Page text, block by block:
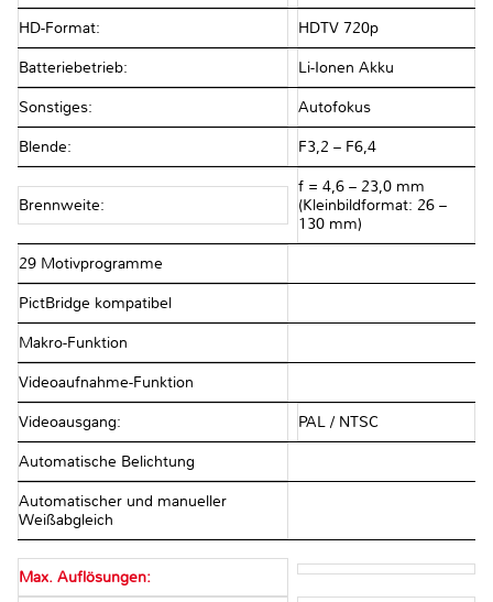
HD-Format: HDTV 720p
Batteriebetrieb: Li-Ionen Akku
Sonstiges: Autofokus
Blende: F3,2 – F6,4
Brennweite:
f = 4,6 – 23,0 mm
(Kleinbildformat: 26 –
130 mm)
29 Motivprogramme
PictBridge kompatibel
Makro-Funktion
Videoaufnahme-Funktion
Videoausgang: PAL / NTSC
Automatische Belichtung
Automatischer und manueller
Weißabgleich
Max. Auflösungen: